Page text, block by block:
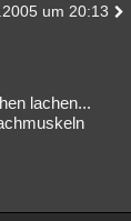
um 20:13
lachen...